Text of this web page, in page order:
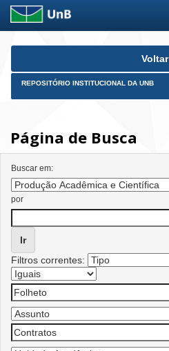
Skip
Voltar
REPOSITÓRIO INSTITUCIONAL DA UNB
Página de Busca
Buscar em:
por
Filtros correntes: